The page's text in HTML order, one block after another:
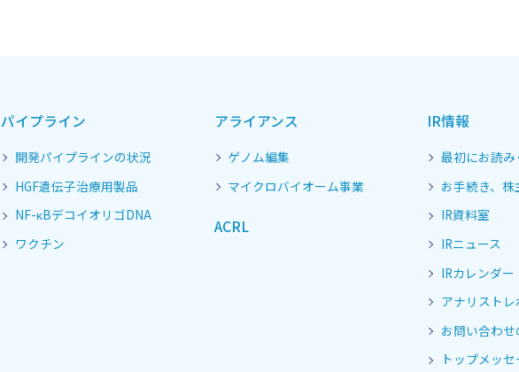
パイプライン
開発パイプラインの状況
HGF遺伝子治療用製品
NF-κBデコイオリゴDNA
ワクチン
アライアンス
ゲノム編集
マイクロバイオーム事業
ACRL
IR情報
最初にお読
お手続き、
IR資料室
IRニュース
IRカレンダー
アナリスト
お問い合わ
トップメッ